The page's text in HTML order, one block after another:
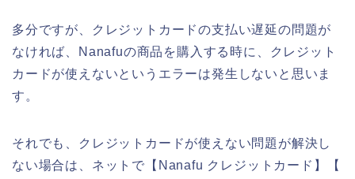
多分ですが、クレジットカードの支払い遅延の問題が
なければ、Nanafuの商品を購入する時に、クレジット
カードが使えないというエラーは発生しないと思いま
す。
それでも、クレジットカードが使えない問題が解決し
ない場合は、ネットで【Nanafu クレジットカード】【